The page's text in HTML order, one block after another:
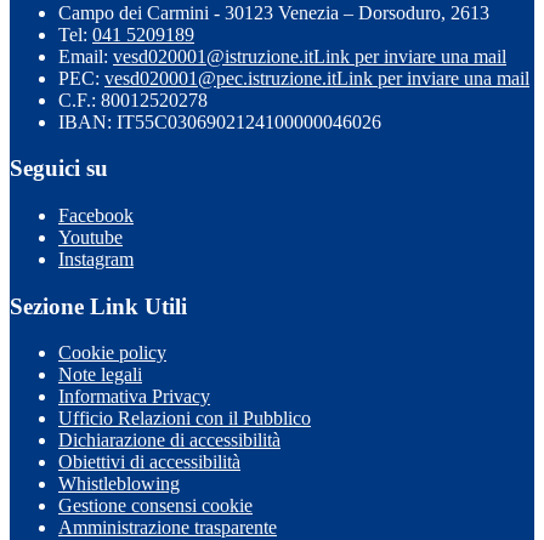
Campo dei Carmini - 30123 Venezia – Dorsoduro, 2613
Tel: 041 5209189
Email: vesd020001@istruzione.itLink per inviare una mail
PEC: vesd020001@pec.istruzione.itLink per inviare una mail
C.F.: 80012520278
IBAN: IT55C0306902124100000046026
Seguici su
Facebook
Youtube
Instagram
Sezione Link Utili
Cookie policy
Note legali
Informativa Privacy
Ufficio Relazioni con il Pubblico
Dichiarazione di accessibilità
Obiettivi di accessibilità
Whistleblowing
Gestione consensi cookie
Amministrazione trasparente